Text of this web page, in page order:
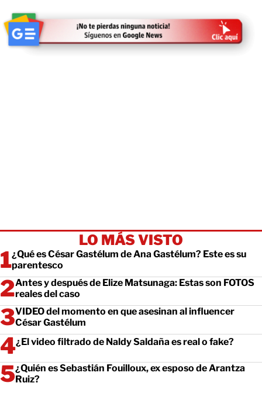
LO MÁS VISTO
¿Qué es César Gastélum de Ana Gastélum? Este es su
parentesco
Antes y después de Elize Matsunaga: Estas son FOTOS
reales del caso
VIDEO del momento en que asesinan al influencer
César Gastélum
¿El video filtrado de Naldy Saldaña es real o fake?
¿Quién es Sebastián Fouilloux, ex esposo de Arantza
Ruiz?